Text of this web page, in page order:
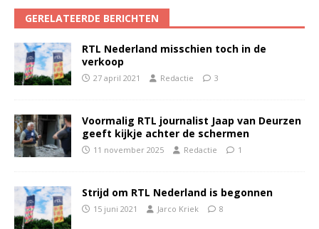
GERELATEERDE BERICHTEN
RTL Nederland misschien toch in de
verkoop
27 april 2021 Redactie 3
Voormalig RTL journalist Jaap van Deurzen
geeft kijkje achter de schermen
11 november 2025 Redactie 1
Strijd om RTL Nederland is begonnen
15 juni 2021 Jarco Kriek 8